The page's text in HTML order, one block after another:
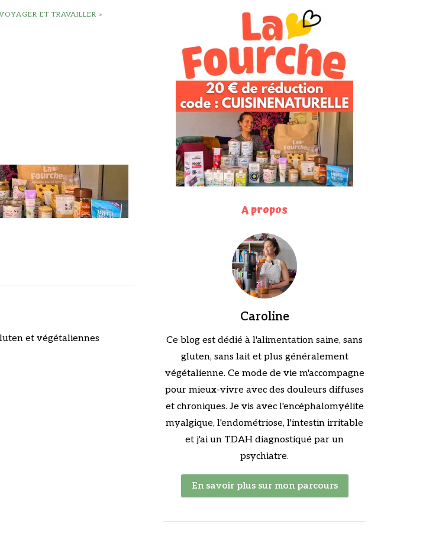
ET TRAVAILLER »
et végétaliennes
A propos
Caroline
Ce blog est dédié à l'alimentation saine, sans
gluten, sans lait et plus généralement
végétalienne. Ce mode de vie m'accompagne
pour mieux-vivre avec des douleurs diffuses
et chroniques. Je vis avec l'encéphalomyélite
myalgique, l'endométriose, l'intestin irritable
et j'ai un TDAH diagnostiqué par un
psychiatre.
En savoir plus sur mon parcours